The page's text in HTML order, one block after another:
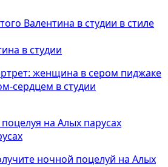
в студии
женщина в сером пиджаке
сердцем в студии
ночной поцелуй на Алых